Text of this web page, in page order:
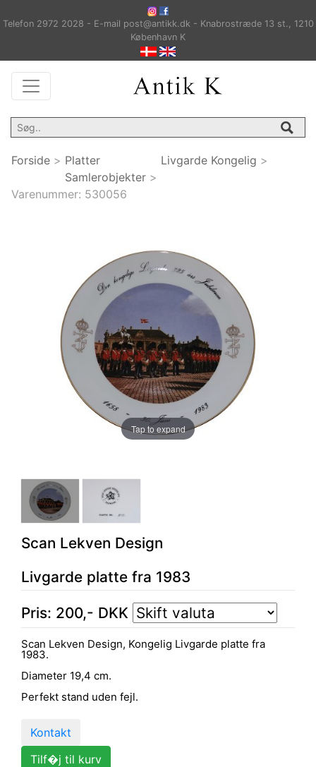
Telefon 2972 2028 - E-mail post@antikk.dk - Knabrostræde 13 st., 1210
København K
Forside > Platter
Samlerobjekter >
Livgarde Kongelig >
Varenummer: 530056
Tap to expand
Scan Lekven Design
Livgarde platte fra 1983
Pris: 200,- DKK
Scan Lekven Design, Kongelig Livgarde platte fra
1983.
Diameter 19,4 cm.
Perfekt stand uden fejl.
Kontakt
Tilf�j til kurv